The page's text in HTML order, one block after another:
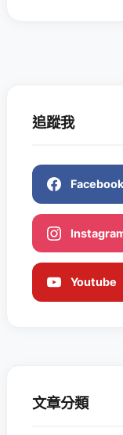
追蹤我
Facebook
Youtube
文章分類